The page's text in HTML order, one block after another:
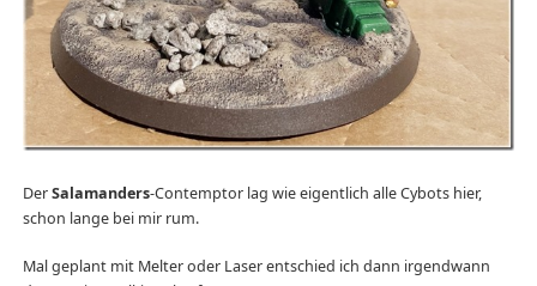
DerSalamanders-Contemptor lag wie eigentlich alle Cybots hier,
schon lange bei mir rum.
Mal geplant mit Melter oder Laser entschied ich dann irgendwann